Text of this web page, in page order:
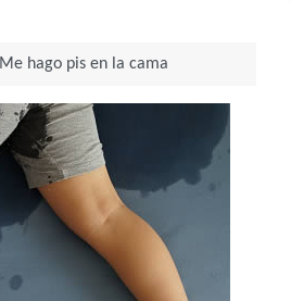
Me hago pis en la cama